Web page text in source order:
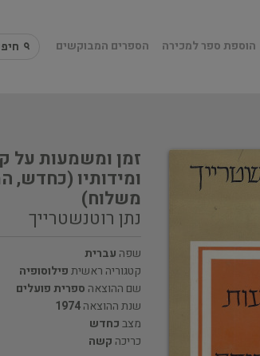
הוספת ספר למכירה הספרים המבוקשים
זמן ומשמעות על
ומידותיו (כחדש,
משלוח)
נתן רוטנשטרייך
שפה עברית
קטגוריה ראשיתפילוסופיה
שם ההוצאה ספרית פועלים
שנת ההוצאה1974
מצבכחדש
כריכה קשה